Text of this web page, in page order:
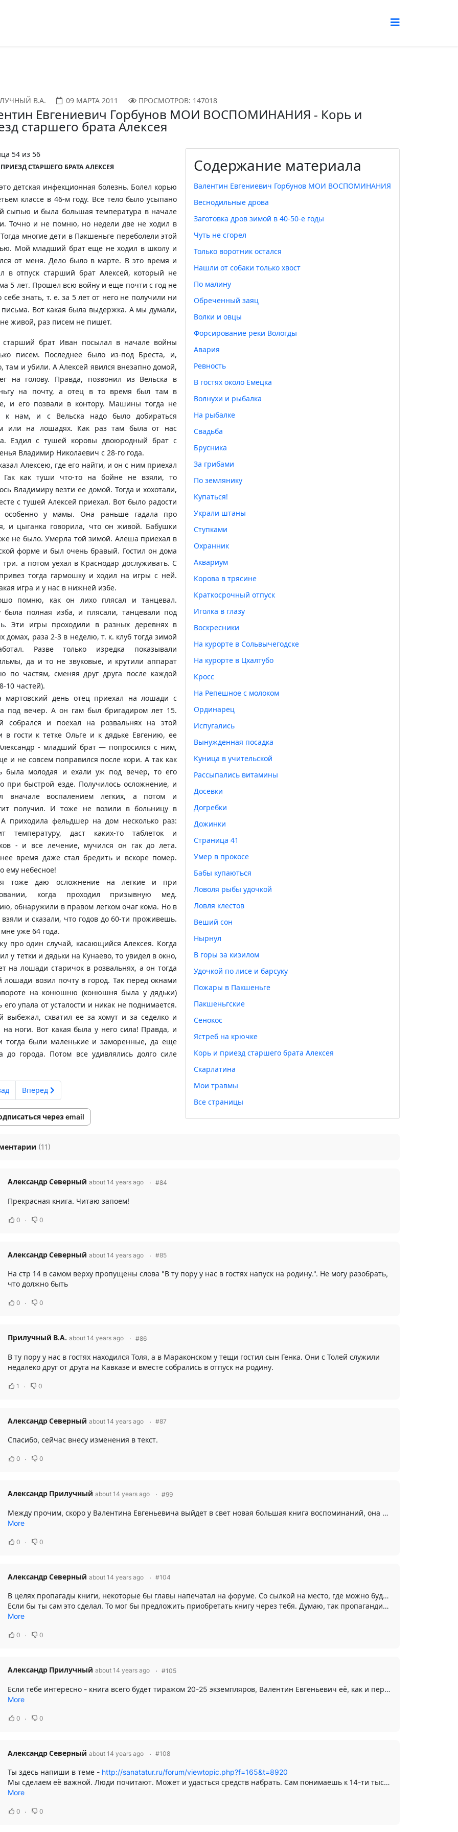
В.А. 09 МАРТА 2011 ПРОСМОТРОВ: 147018
Евгениевич Горбунов МОИ ВОСПОМИНАНИЯ - Корь и
старшего брата Алексея
Содержание материала
Валентин Евгениевич Горбунов МОИ ВОСПОМИНАНИЯ
Веснодильные дрова
Заготовка дров зимой в 40-50-е годы
Чуть не сгорел
Только воротник остался
Нашли от собаки только хвост
По малину
Обреченный заяц
Волки и овцы
Форсирование реки Вологды
Авария
Ревность
В гостях около Емецка
Волнухи и рыбалка
На рыбалке
Свадьба
Брусника
За грибами
По землянику
Купаться!
Украли штаны
Ступками
Охранник
Аквариум
Корова в трясине
Краткосрочный отпуск
Иголка в глазу
Воскресники
На курорте в Сольвычегодске
На курорте в Цхалтубо
Кросс
На Репешное с молоком
Ординарец
Испугались
Вынужденная посадка
Куница в учительской
Рассыпались витамины
Досевки
Догребки
Дожинки
Страница 41
Умер в прокосе
Бабы купаються
Ловоля рыбы удочкой
Ловля клестов
Веший сон
Нырнул
В горы за кизилом
Удочкой по лисе и барсуку
Пожары в Пакшеньге
Пакшеньгские
Сенокос
Ястреб на крючке
Корь и приезд старшего брата Алексея
Скарлатина
Мои травмы
Все страницы
54 из 56
СТАРШЕГО БРАТА АЛЕКСЕЯ
детская инфекционная болезнь. Болел корью
классе в 46-м году. Все тело было усыпано
сыпью и была большая температура в начале
Точно и не помню, но недели две не ходил в
многие дети в Пакшеньге переболели этой
Мой младший брат еще не ходил в школу и
от меня. Дело было в марте. В это время и
в отпуск старший брат Алексей, который не
5 лет. Прошел всю войну и еще почти с год не
себе знать, т. е. за 5 лет от него не получили ни
письма. Вот какая была выдержка. А мы думали,
живой, раз писем не пишет.
брат Иван посылал в начале войны
писем. Последнее было из-под Бреста, и,
там и убили. А Алексей явился внезапно домой,
на голову. Правда, позвонил из Вельска в
на почту, а отец в то время был там в
и его позвали в контору. Машины тогда не
к нам, и с Вельска надо было добираться
или на лошадях. Как раз там была от нас
Ездил с тушей коровы двоюродный брат с
Владимир Николаевич с 28-го года.
Алексею, где его найти, и он с ним приехал
Гак как туши что-то на бойне не взяли, то
Владимиру везти ее домой. Тогда и хохотали,
с тушей Алексей приехал. Вот было радости
особенно у мамы. Она раньше гадала про
и цыганка говорила, что он живой. Бабушки
не было. Умерла той зимой. Алеша приехал в
форме и был очень бравый. Гостил он дома
три. а потом уехал в Краснодар дослуживать. С
тогда гармошку и ходил на игры с ней.
игра и у нас в нижней избе.
помню, как он лихо плясал и танцевал.
была полная изба, и плясали, танцевали под
Эти игры проходили в разных деревнях в
домах, раза 2-3 в неделю, т. к. клуб тогда зимой
Разве только изредка показывали
да и то не звуковые, и крутили аппарат
по частям, сменяя друг друга после каждой
10 частей).
мартовский день отец приехал на лошади с
под вечер. А он гам был бригадиром лет 15.
собрался и поехал на розвальнях на этой
в гости к тетке Ольге и к дядьке Евгению, ее
- младший брат — попросился с ним,
и не совсем поправился после кори. А так как
была молодая и ехали уж под вечер, то его
при быстрой езде. Получилось осложнение, и
вначале воспалением легких, а потом и
получил. И тоже не возили в больницу в
приходила фельдшер на дом несколько раз:
температуру, даст каких-то таблеток и
- и все лечение, мучился он гак до лета.
время даже стал бредить и вскоре помер.
ему небесное!
тоже даю осложнение на легкие и при
когда проходил призывную мед.
обнаружили в правом легком очаг кома. Но в
и сказали, что годов до 60-ти проживешь.
уже 64 года.
про один случай, касающийся Алексея. Когда
у тетки и дядьки на Кунаево, то увидел в окно,
на лошади старичок в розвальнях, а он тогда
лошади возил почту в город. Так перед окнами
на конюшню (конюшня была у дядьки)
упала от усталости и никак не поднимается.
выбежал, схватил ее за хомут и за седелко и
на ноги. Вот какая была у него сила! Правда, и
тогда были маленькие и заморенные, да еще
до города. Потом все удивлялись долго силе
Вперед
через email
(11)
Александр Северный about 14 years ago #84
Прекрасная книга. Читаю запоем!
0 0
Александр Северный about 14 years ago #85
На стр 14 в самом верху пропущены слова "В ту пору у нас в гостях напуск на родину.". Не могу разобрать,
что должно быть
0 0
Прилучный В.А. about 14 years ago #86
В ту пору у нас в гостях находился Толя, а в Мараконском у тещи гостил сын Генка. Они с Толей служили
недалеко друг от друга на Кавказе и вместе собрались в отпуск на родину.
1 0
Александр Северный about 14 years ago #87
Спасибо, сейчас внесу изменения в текст.
0 0
Александр Прилучный about 14 years ago #99
Между прочим, скоро у Валентина Евгеньевича выйдет в свет новая большая книга воспоминаний, она есть у меня в черновом варианте, так как я работал с его рукописями, перепечатывая их на компе и по ходу редактируя. Сейчас книга находится в стадии...
More
0 0
Александр Северный about 14 years ago #104
В целях пропагады книги, некоторые бы главы напечатал на форуме. Со сылкой на место, где можно будет и когда приобрести книгу.
Если бы ты сам это сделал. То мог бы предложить приобретать книгу через тебя. Думаю, так пропагандировать наш северный...
More
0 0
Александр Прилучный about 14 years ago #105
Если тебе интересно - книга всего будет тиражом 20-25 экземпляров, Валентин Евгеньевич её, как и первую, просто раздарит друзьям, детям, в музей, в библиотеку и т.д.(мне он тоже обещал экземпляр). Слишком в большую сумму всё это для него...
More
0 0
Александр Северный about 14 years ago #108
Ты здесь напиши в теме - http://sanatatur.ru/forum/viewtopic.php?f=165&t=8920
Мы сделаем её важной. Люди почитают. Может и удасться средств набрать. Сам понимаешь к 14-ти тысячам добавить хоть немного и книгу можно выпустить большим тиражом....
More
0 0